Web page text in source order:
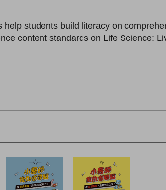
students build literacy on
content standards on Life Science: